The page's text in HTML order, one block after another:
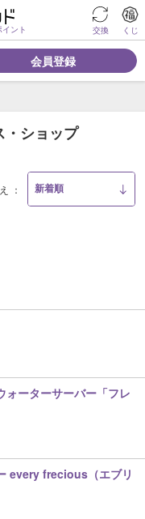
ント 交換 くじ
会員登録
・ショップ
ォーターサーバー「フレ
every frecious（エブリ